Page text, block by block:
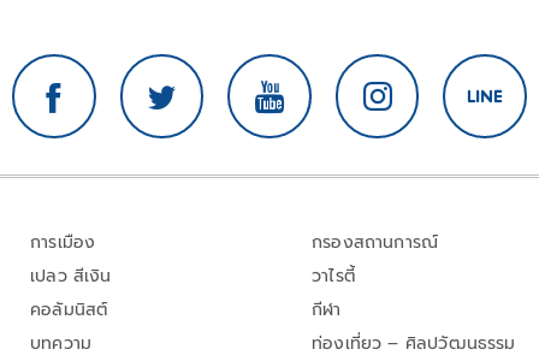
การเมือง
เปลว สีเงิน
คอลัมนิสต์
บทความ
กรองสถานการณ์
วาไรตี้
กีฬา
ท่องเที่ยว – ศิลปวัฒนธรรม